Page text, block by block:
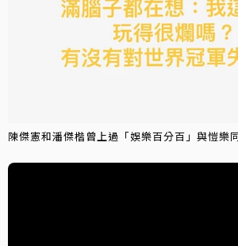
陳傑憲和潘傑楷曾上過「娛樂百分百」與愷樂